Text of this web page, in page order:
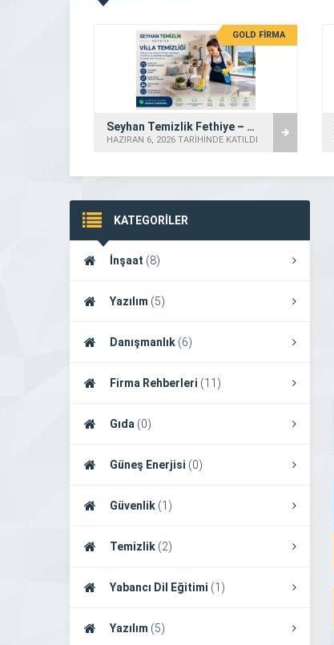
GOLD FİRMA
Seyhan Temizlik Fethiye – Villa Temizliği
HAZIRAN 6, 2026 TARİHİNDE KATILDI
KATEGORİLER
İnşaat (8)
Yazılım (5)
Danışmanlık (6)
Firma Rehberleri (11)
Gıda (0)
Güneş Enerjisi (0)
Güvenlik (1)
Temizlik (2)
Yabancı Dil Eğitimi (1)
Yazılım (5)